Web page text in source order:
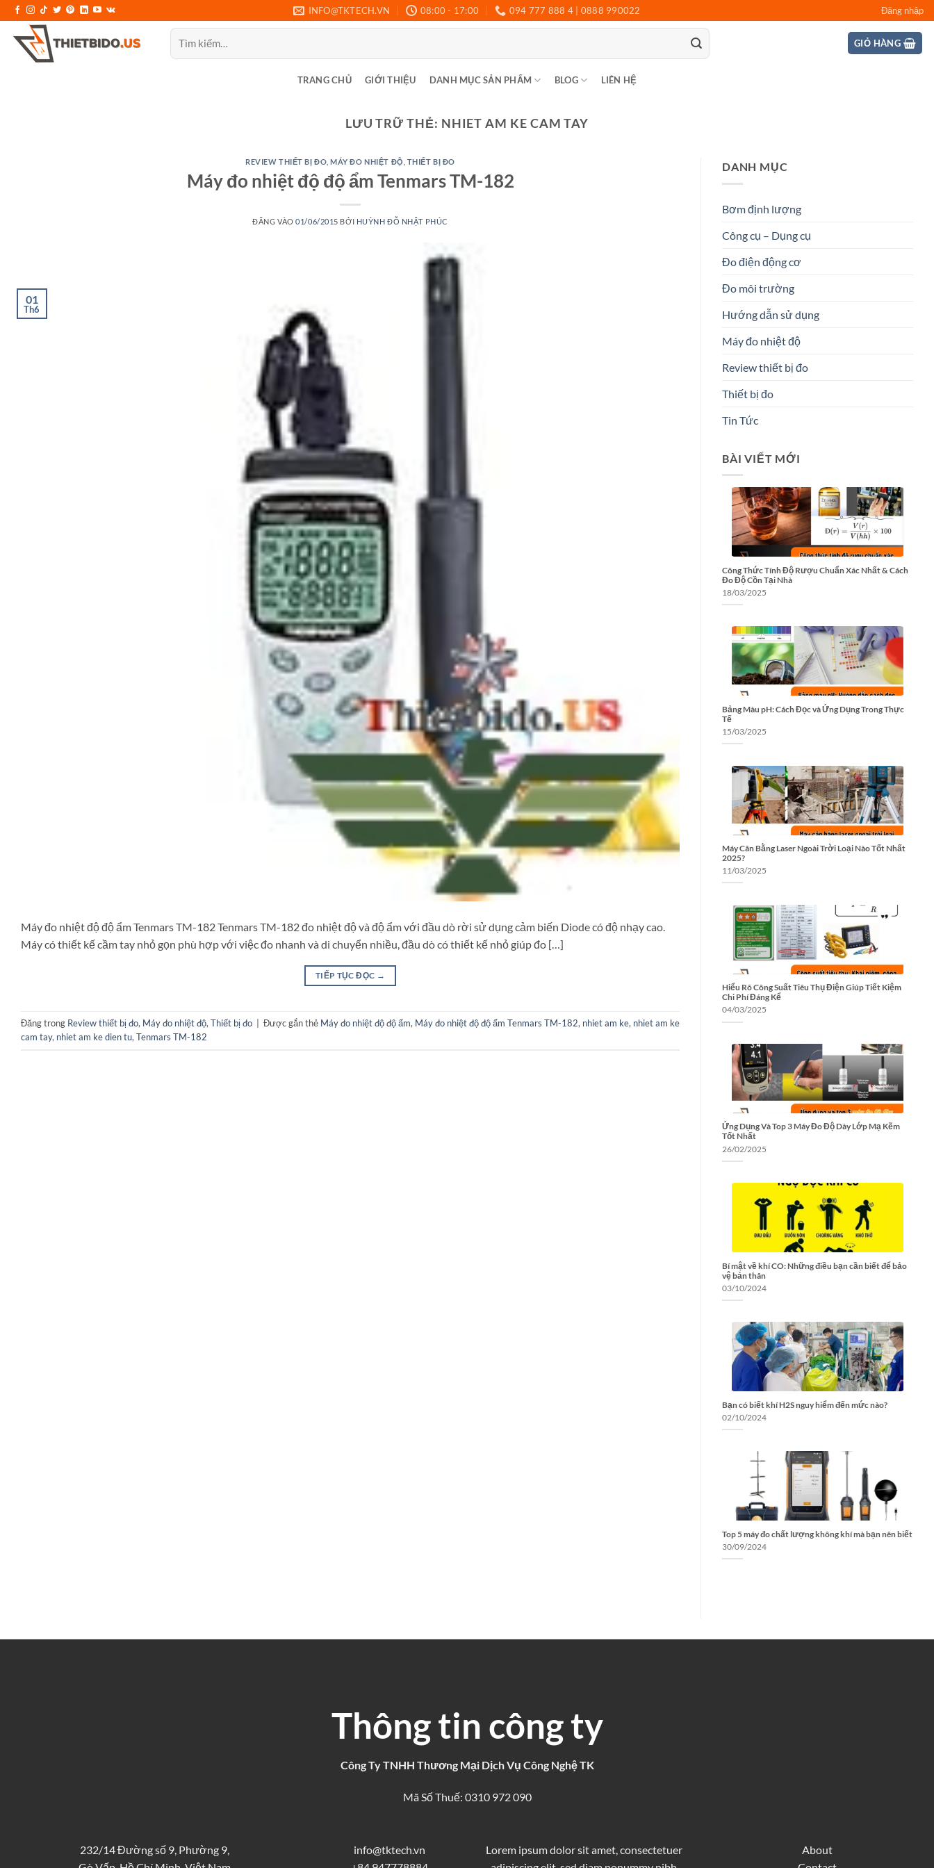
qua
nội
INFO@TKTECH.VN 08:00 - 17:00 094 777 888 4 | 0888 990022 Đăng nhập
Tìm
kiếm:
GIỎ HÀNG
TRANG CHỦ GIỚI THIỆU DANH MỤC SẢN PHẨM BLOG LIÊN HỆ
LƯU TRỮ THẺ: NHIET AM KE CAM TAY
REVIEW THIẾT BỊ ĐO ,MÁY ĐO NHIỆT ĐỘ THIẾT BỊ ĐO
Máy đo nhiệt độ độ ẩm Tenmars TM-182
ĐĂNG VÀO01/06/2015 BỞI HUỲNH ĐỖ NHẬT PHÚC
01
Th6
Máy đo nhiệt độ độ ẩm Tenmars TM-182 Tenmars TM-182 đo nhiệt độ và độ ẩm với đầu dò rời sử dụng cảm biến Diode có độ nhạy cao.
Máy có thiết kế cầm tay nhỏ gọn phù hợp với việc đo nhanh và di chuyển nhiều, đầu dò có thiết kế nhỏ giúp đo […]
TIẾP TỤC ĐỌC →
Đăng trong Review thiết bị đo, Máy đo nhiệt độ, Thiết bị đo Được gắn thẻ Máy đo nhiệt độ độ ẩm, Máy đo nhiệt độ độ ẩm Tenmars TM-182, nhiet am ke, nhiet am ke
cam tay, nhiet am ke dien tu, Tenmars TM-182
DANH MỤC
Bơm định lượng
Công cụ – Dụng cụ
Đo điện động cơ
Đo môi trường
Hướng dẫn sử dụng
Máy đo nhiệt độ
Review thiết bị đo
Thiết bị đo
Tin Tức
BÀI VIẾT MỚI
Công Thức Tính Độ Rượu Chuẩn Xác Nhất & Cách
Đo Độ Cồn Tại Nhà
18/03/2025
Bảng Màu pH: Cách Đọc và Ứng Dụng Trong Thực
Tế
15/03/2025
Máy Cân Bằng Laser Ngoài Trời Loại Nào Tốt Nhất
2025?
11/03/2025
Hiểu Rõ Công Suất Tiêu Thụ Điện Giúp Tiết Kiệm
Chi Phí Đáng Kể
04/03/2025
Ứng Dụng Và Top 3 Máy Đo Độ Dày Lớp Mạ Kẽm
Tốt Nhất
26/02/2025
Bí mật về khí CO: Những điều bạn cần biết để bảo
vệ bản thân
03/10/2024
Bạn có biết khí H2S nguy hiểm đến mức nào?
02/10/2024
Top 5 máy đo chất lượng không khí mà bạn nên biết
30/09/2024
Thông tin công ty
Công Ty TNHH Thương Mại Dịch Vụ Công Nghệ TK
Mã Số Thuế: 0310 972 090
232/14 Đường số 9, Phường 9,
info@tktech.vn
Lorem ipsum dolor sit amet, consectetuer
About